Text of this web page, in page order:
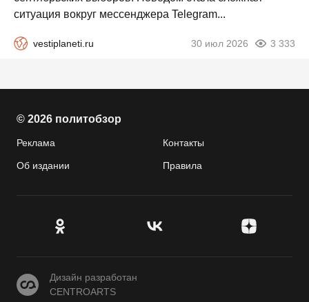
ситуация вокруг мессенджера Telegram...
vestiplaneti.ru 30 июл 2026 3 333
© 2026 политобзор
Реклама Контакты
Об издании Правила
CENTROARTS